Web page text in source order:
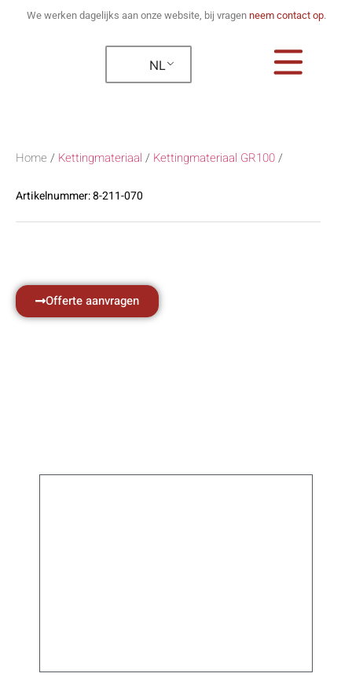
We werken dagelijks aan onze website, bij vragen neem contact op.
NL
Home / Kettingmateriaal / Kettingmateriaal GR100/
Artikelnummer:8-211-070
Offerte aanvragen